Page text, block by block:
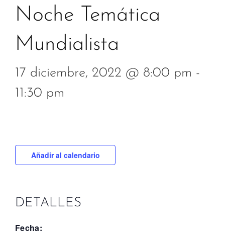
Noche Temática
Mundialista
17 diciembre, 2022 @ 8:00 pm -
11:30 pm
Añadir al calendario
DETALLES
Fecha: